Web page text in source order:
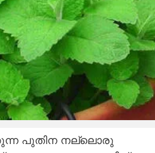
പുതിന നല്ലൊരു